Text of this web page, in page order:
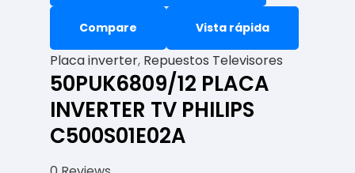
Compare Vista rápida
Placa inverter, Repuestos Televisores
50PUK6809/12 PLACA
INVERTER TV PHILIPS
C500S01E02A